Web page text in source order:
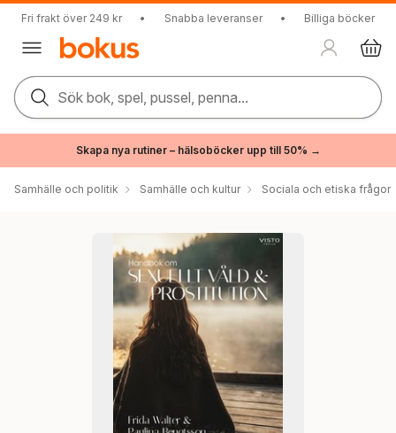
Fri frakt över 249 kr • Snabba leveranser • Billiga böcker
Sök bok, spel, pussel, penna...
Skapa nya rutiner – hälsoböcker upp till 50% →
Samhälle och politik Samhälle och kultur Sociala och etiska frågor